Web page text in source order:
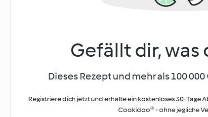
Gefällt dir, was
Dieses Rezept und mehr als 100
Registriere dich jetzt und erhalte ein kostenloses 30-Tage
Cookidoo® - ohne jegliche